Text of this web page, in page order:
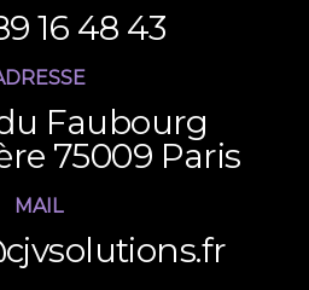
16 48 43
Faubourg
75009 Paris
MAIL